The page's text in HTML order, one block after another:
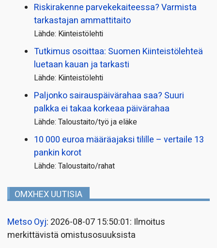
Riskirakenne parvekekaiteessa? Varmista
tarkastajan ammattitaito
Lähde: Kiinteistölehti
Tutkimus osoittaa: Suomen Kiinteistölehteä
luetaan kauan ja tarkasti
Lähde: Kiinteistölehti
Paljonko sairauspäivä­rahaa saa? Suuri
palkka ei takaa korkeaa päivärahaa
Lähde: Taloustaito/työ ja eläke
10 000 euroa määräajaksi tilille – vertaile 13
pankin korot
Lähde: Taloustaito/rahat
OMXHEX UUTISIA
Metso Oyj: 2026-08-07 15:50:01: Ilmoitus
merkittävistä omistusosuuksista